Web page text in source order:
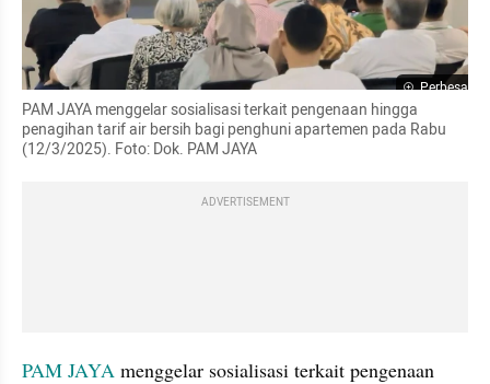
Perbesar
PAM JAYA menggelar sosialisasi terkait pengenaan hingga
penagihan tarif air bersih bagi penghuni apartemen pada Rabu
(12/3/2025). Foto: Dok. PAM JAYA
ADVERTISEMENT
PAM JAYA menggelar sosialisasi terkait pengenaan